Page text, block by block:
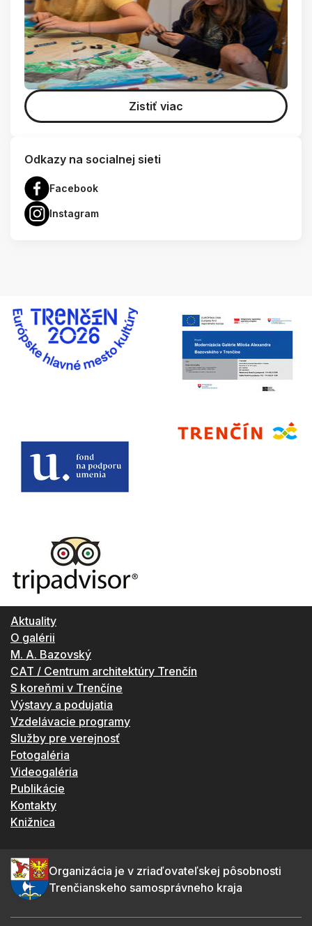
Zistiť viac
Odkazy na socialnej sieti
Facebook
Instagram
Aktuality
O galérii
M. A. Bazovský
CAT / Centrum architektúry Trenčín
S koreňmi v Trenčíne
Výstavy a podujatia
Vzdelávacie programy
Služby pre verejnosť
Fotogaléria
Videogaléria
Publikácie
Kontakty
Knižnica
Organizácia je v zriaďovateľskej pôsobnosti
Trenčianskeho samosprávneho kraja